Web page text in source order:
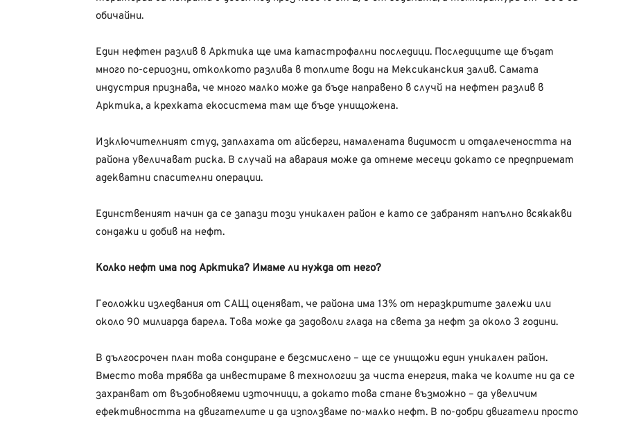
обичайни.
Един нефтен разлив в Арктика ще има катастрофални последици. Последиците ще бъдат
много по-сериозни, отколкото разлива в топлите води на Мексиканския залив. Самата
индустрия признава, че много малко може да бъде направено в случй на нефтен разлив в
Арктика, а крехката екосистема там ще бъде унищожена.
Изключителният студ, заплахата от айсберги, намалената видимост и отдалечеността на
района увеличават риска. В случай на авараия може да отнеме месеци докато се предприемат
адекватни спасителни операции.
Единственият начин да се запази този уникален район е като се забранят напълно всякакви
сондажи и добив на нефт.
Колко нефт има под Арктика? Имаме ли нужда от него?
Геоложки изледвания от САЩ оценяват, че района има 13% от неразкритите залежи или
около 90 милиарда барела. Това може да задоволи глада на света за нефт за около 3 години.
В дългосрочен план това сондиране е безсмислено – ще се унищожи един уникален район.
Вместо това трябва да инвестираме в технологии за чиста енергия, така че колите ни да се
захранват от възобновяеми източници, а докато това стане възможно – да увеличим
ефективността на двигателите и да използваме по-малко нефт. В по-добри двигатели просто